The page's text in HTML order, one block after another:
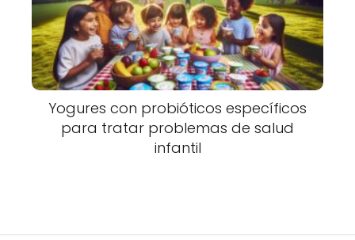
Yogures con probióticos específicos
para tratar problemas de salud
infantil